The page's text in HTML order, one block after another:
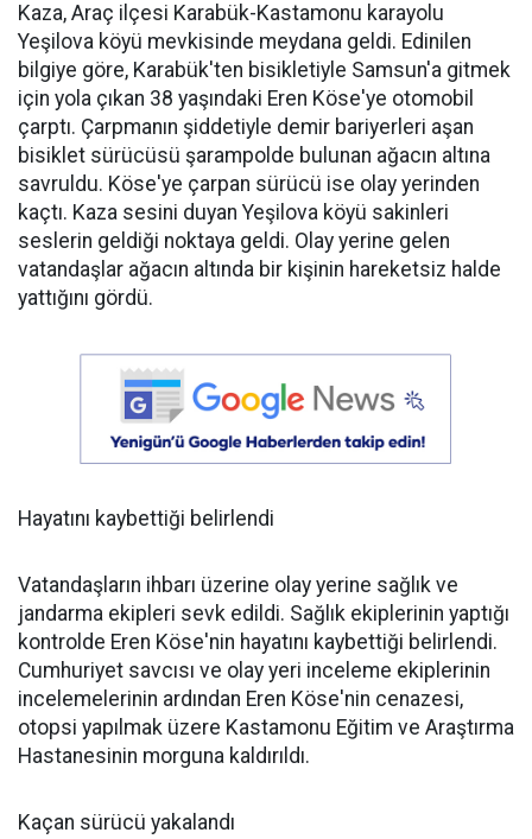
Kaza, Araç ilçesi Karabük-Kastamonu karayolu
Yeşilova köyü mevkisinde meydana geldi. Edinilen
bilgiye göre, Karabük'ten bisikletiyle Samsun'a gitmek
için yola çıkan 38 yaşındaki Eren Köse'ye otomobil
çarptı. Çarpmanın şiddetiyle demir bariyerleri aşan
bisiklet sürücüsü şarampolde bulunan ağacın altına
savruldu. Köse'ye çarpan sürücü ise olay yerinden
kaçtı. Kaza sesini duyan Yeşilova köyü sakinleri
seslerin geldiği noktaya geldi. Olay yerine gelen
vatandaşlar ağacın altında bir kişinin hareketsiz halde
yattığını gördü.
Hayatını kaybettiği belirlendi
Vatandaşların ihbarı üzerine olay yerine sağlık ve
jandarma ekipleri sevk edildi. Sağlık ekiplerinin yaptığı
kontrolde Eren Köse'nin hayatını kaybettiği belirlendi.
Cumhuriyet savcısı ve olay yeri inceleme ekiplerinin
incelemelerinin ardından Eren Köse'nin cenazesi,
otopsi yapılmak üzere Kastamonu Eğitim ve Araştırma
Hastanesinin morguna kaldırıldı.
Kaçan sürücü yakalandı